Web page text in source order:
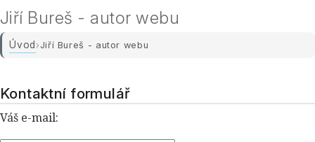
Jiří Bureš - autor webu
Úvod› Jiří Bureš - autor webu
Kontaktní formulář
Váš e-mail: